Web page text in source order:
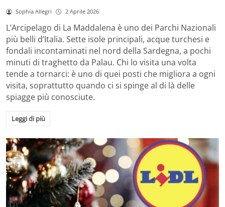
Sophia Allegri 2 Aprile 2026
L’Arcipelago di La Maddalena è uno dei Parchi Nazionali
più belli d’Italia. Sette isole principali, acque turchesi e
fondali incontaminati nel nord della Sardegna, a pochi
minuti di traghetto da Palau. Chi lo visita una volta
tende a tornarci: è uno di quei posti che migliora a ogni
visita, soprattutto quando ci si spinge al di là delle
spiagge più conosciute.
Leggi di più